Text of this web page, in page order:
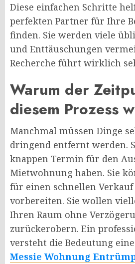
Diese einfachen Schritte
perfekten Partner für Ihre
finden. Sie werden viele
und Enttäuschungen
Recherche führt wirklich
Warum der
diesem Prozess
Manchmal müssen Dinge
dringend entfernt werden.
knappen Termin für den
Mietwohnung haben. Sie
für einen schnellen
vorbereiten. Sie wollen
Ihren Raum ohne
zurückerobern. Ein
versteht die Bedeutung
Messie Wohnung